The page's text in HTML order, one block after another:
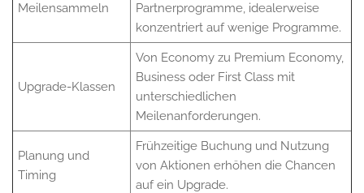
Meilensammeln
Partnerprogramme, idealerweise
konzentriert auf wenige Programme.
Upgrade-Klassen
Von Economy zu Premium Economy,
Business oder First Class mit
unterschiedlichen
Meilenanforderungen.
Planung und
Timing
Frühzeitige Buchung und Nutzung
von Aktionen erhöhen die Chancen
auf ein Upgrade.